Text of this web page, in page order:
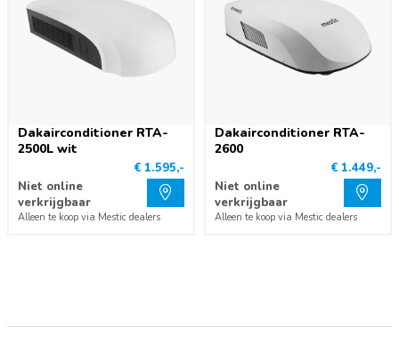
Dakairconditioner RTA-
2500L wit
€ 1.595,-
Niet online
verkrijgbaar
Alleen te koop via Mestic dealers
Dakairconditioner RTA-
2600
€ 1.449,-
Niet online
verkrijgbaar
Alleen te koop via Mestic dealers